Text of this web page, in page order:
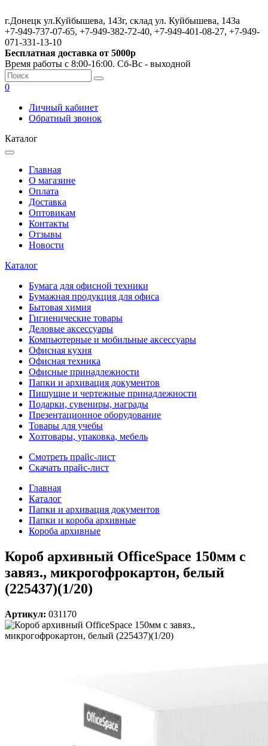
г.Донецк ул.Куйбышева, 143г, склад ул. Куйбышева, 143а
+7-949-737-07-65, +7-949-382-72-40, +7-949-401-08-27, +7-949-
071-331-13-10
Бесплатная доставка от 5000р
Время работы с 8:00-16:00. Сб-Вс - выходной
0
Личный кабинет
Обратный звонок
Каталог
Главная
О магазине
Оплата
Доставка
Оптовикам
Контакты
Отзывы
Новости
Каталог
Бумага для офисной техники
Бумажная продукция для офиса
Бытовая химия
Гигиенические товары
Деловые аксессуары
Компьютерные и мобильные аксессуары
Офисная кухня
Офисная техника
Офисные принадлежности
Папки и архивация документов
Пишущие и чертежные принадлежности
Подарки, сувениры, награды
Презентационное оборудование
Товары для учебы
Хозтовары, упаковка, мебель
Смотреть прайс-лист
Скачать прайс-лист
Главная
Каталог
Папки и архивация документов
Папки и короба архивные
Короба архивные
Короб архивный OfficeSpace 150мм с
завяз., микрогофрокартон, белый
(225437)(1/20)
Артикул: 031170